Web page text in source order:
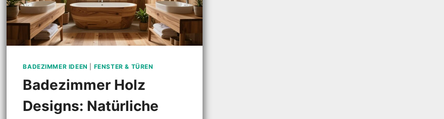
BADEZIMMER IDEEN FENSTER & TÜREN
Badezimmer Holz
Designs: Natürliche